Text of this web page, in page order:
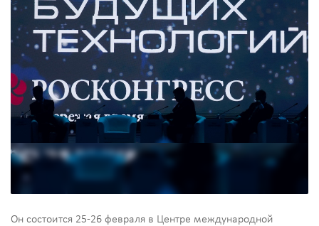
Он состоится 25-26 февраля в Центре международной